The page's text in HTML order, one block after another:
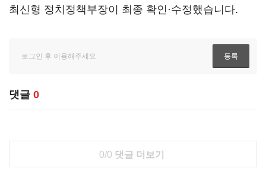
최신형 정치정책부장이 최종 확인·수정했습니다.
댓글 0
0/0 댓글 더보기